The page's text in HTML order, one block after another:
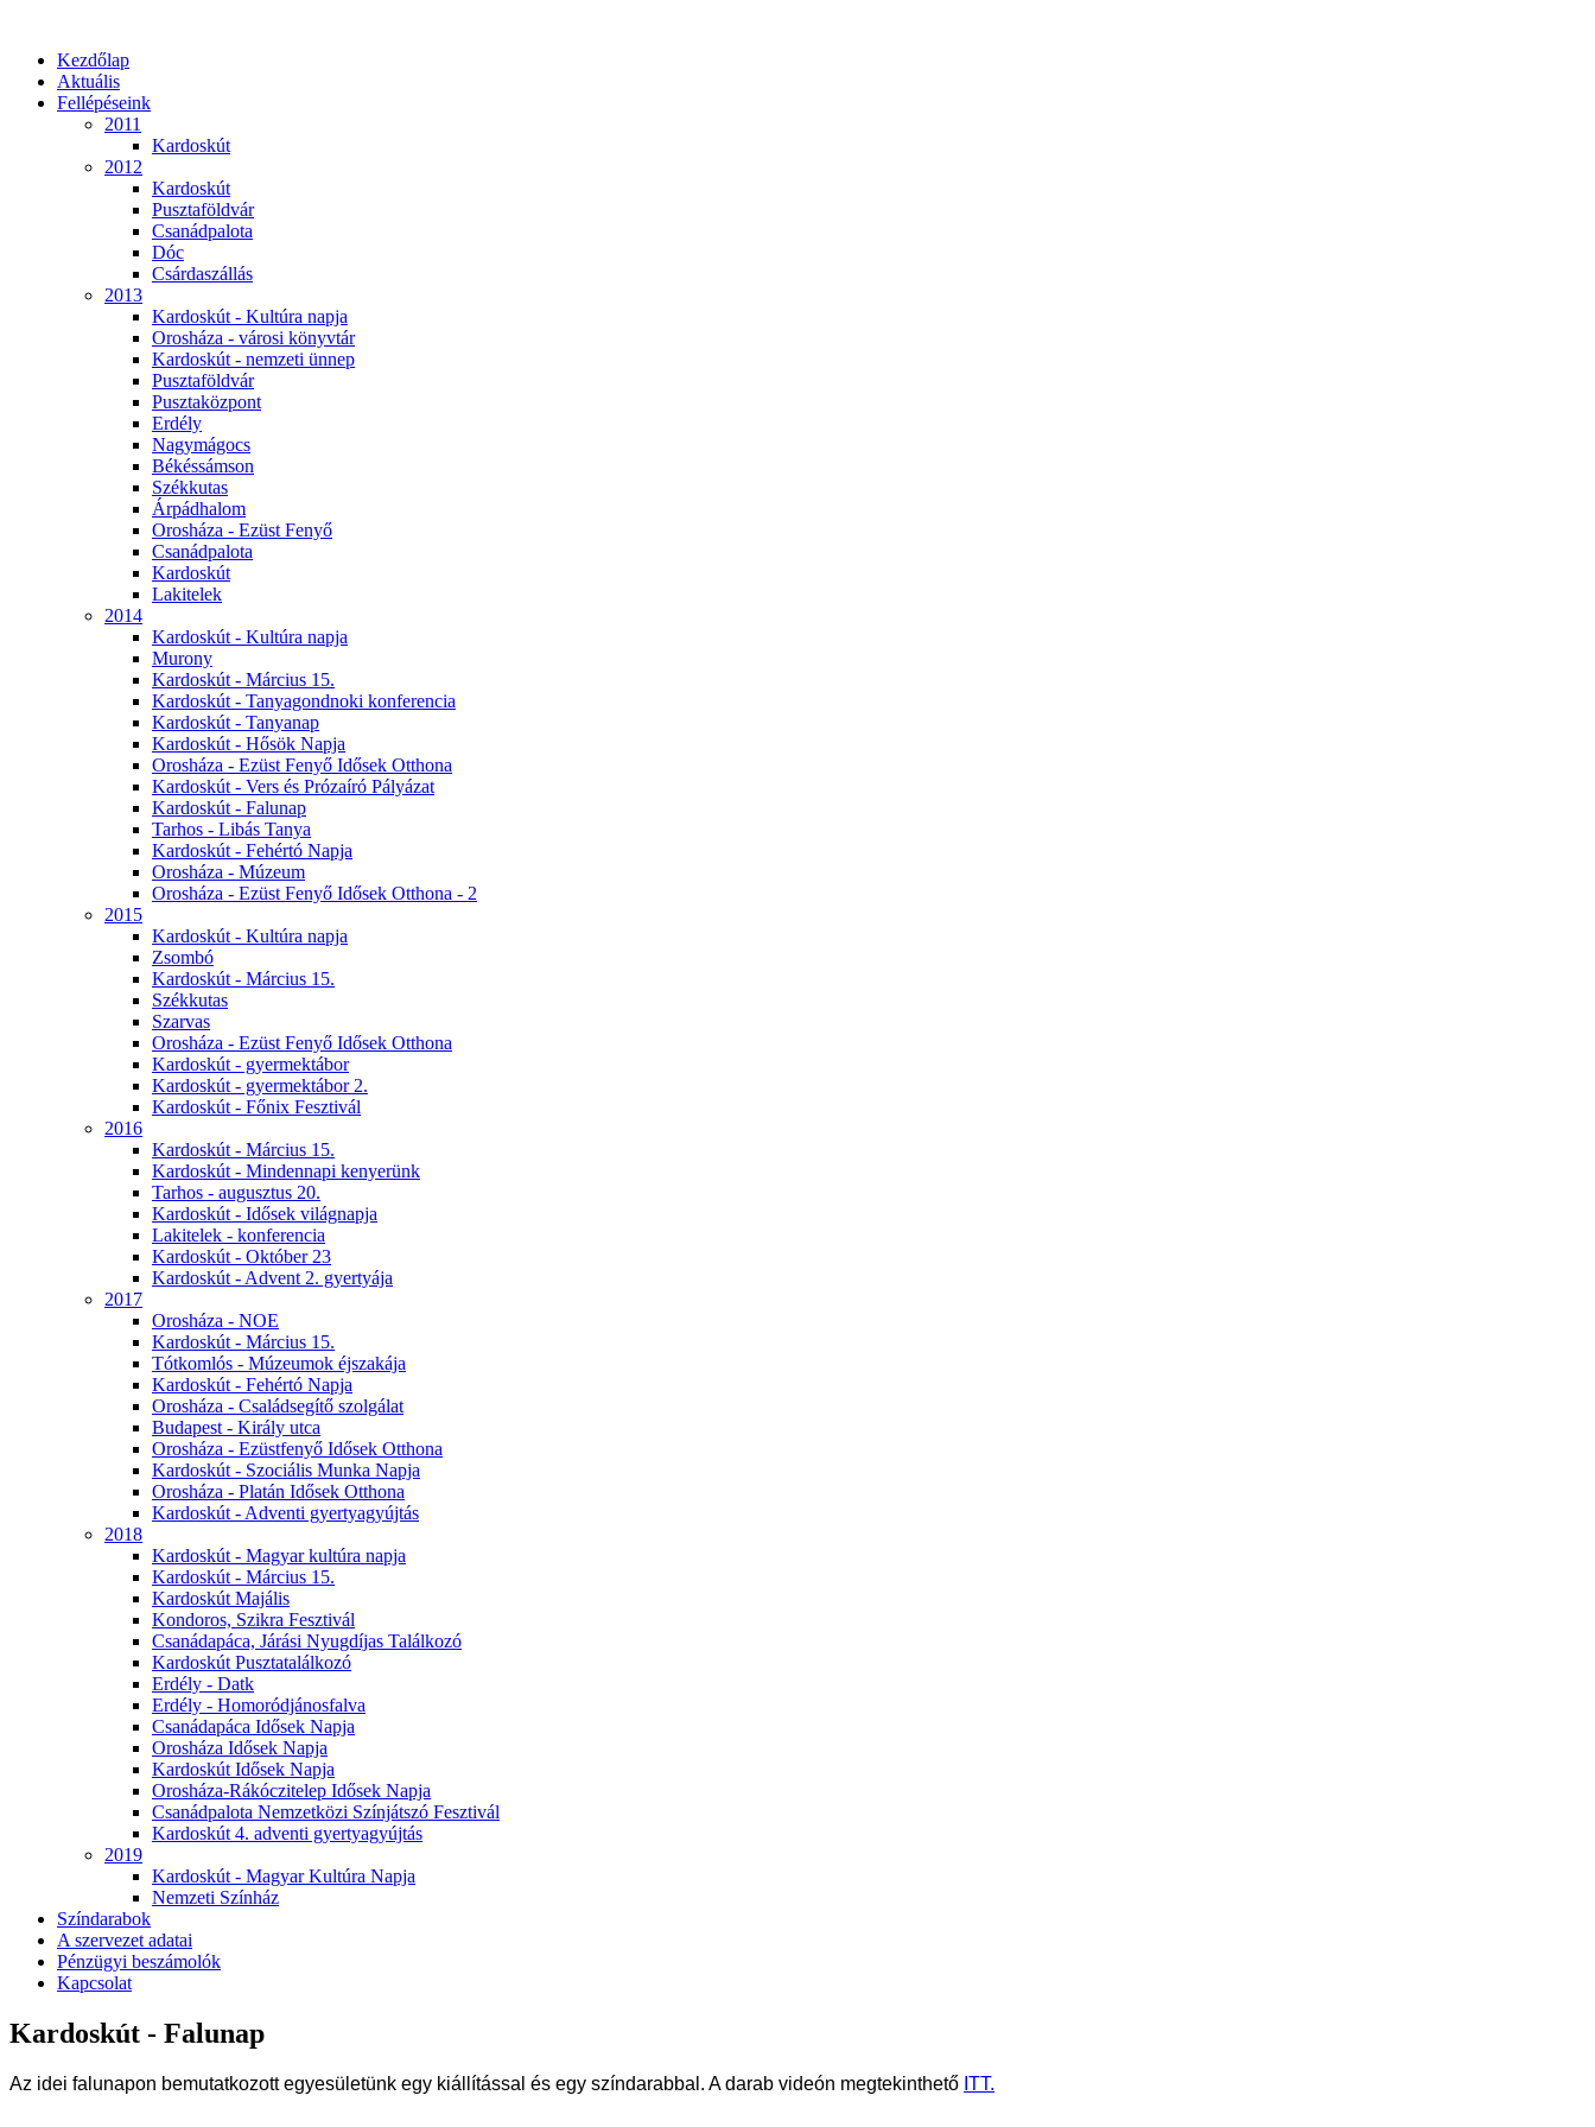
Kezdőlap
Aktuális
Fellépéseink
2011
Kardoskút
2012
Kardoskút
Pusztaföldvár
Csanádpalota
Dóc
Csárdaszállás
2013
Kardoskút - Kultúra napja
Orosháza - városi könyvtár
Kardoskút - nemzeti ünnep
Pusztaföldvár
Pusztaközpont
Erdély
Nagymágocs
Békéssámson
Székkutas
Árpádhalom
Orosháza - Ezüst Fenyő
Csanádpalota
Kardoskút
Lakitelek
2014
Kardoskút - Kultúra napja
Murony
Kardoskút - Március 15.
Kardoskút - Tanyagondnoki konferencia
Kardoskút - Tanyanap
Kardoskút - Hősök Napja
Orosháza - Ezüst Fenyő Idősek Otthona
Kardoskút - Vers és Prózaíró Pályázat
Kardoskút - Falunap
Tarhos - Libás Tanya
Kardoskút - Fehértó Napja
Orosháza - Múzeum
Orosháza - Ezüst Fenyő Idősek Otthona - 2
2015
Kardoskút - Kultúra napja
Zsombó
Kardoskút - Március 15.
Székkutas
Szarvas
Orosháza - Ezüst Fenyő Idősek Otthona
Kardoskút - gyermektábor
Kardoskút - gyermektábor 2.
Kardoskút - Főnix Fesztivál
2016
Kardoskút - Március 15.
Kardoskút - Mindennapi kenyerünk
Tarhos - augusztus 20.
Kardoskút - Idősek világnapja
Lakitelek - konferencia
Kardoskút - Október 23
Kardoskút - Advent 2. gyertyája
2017
Orosháza - NOE
Kardoskút - Március 15.
Tótkomlós - Múzeumok éjszakája
Kardoskút - Fehértó Napja
Orosháza - Családsegítő szolgálat
Budapest - Király utca
Orosháza - Ezüstfenyő Idősek Otthona
Kardoskút - Szociális Munka Napja
Orosháza - Platán Idősek Otthona
Kardoskút - Adventi gyertyagyújtás
2018
Kardoskút - Magyar kultúra napja
Kardoskút - Március 15.
Kardoskút Majális
Kondoros, Szikra Fesztivál
Csanádapáca, Járási Nyugdíjas Találkozó
Kardoskút Pusztatalálkozó
Erdély - Datk
Erdély - Homoródjánosfalva
Csanádapáca Idősek Napja
Orosháza Idősek Napja
Kardoskút Idősek Napja
Orosháza-Rákóczitelep Idősek Napja
Csanádpalota Nemzetközi Színjátszó Fesztivál
Kardoskút 4. adventi gyertyagyújtás
2019
Kardoskút - Magyar Kultúra Napja
Nemzeti Színház
Színdarabok
A szervezet adatai
Pénzügyi beszámolók
Kapcsolat
Kardoskút - Falunap
Az idei falunapon bemutatkozott egyesületünk egy kiállítással és egy színdarabbal. A darab videón megtekinthető ITT.